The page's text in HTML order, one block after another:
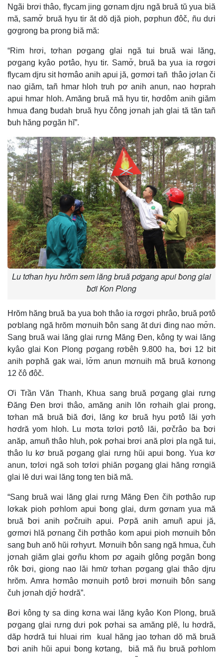
Ngãi brơi thâo, flycam jing gơnam djru ngă bruă tŭ yua biă
mă, samơ̆ bruă hyu tir ăt dŏ djă pioh, pơphun đôč, ñu dưi
gơgrong ba prong biă mă:
“Rim hrơi, tơhan pơgang glai ngă tui bruă wai lăng,
pơgang kyâo pơtâo, hyu tir. Samơ̆, bruă ba yua ia rơgơi
flycam djru sit hơmâo anih apui jă, gơmơi tañ thâo jơlan či
nao giăm, tañ hmar hloh truh pơ anih anun, nao hơprah
apui hmar hloh. Amăng bruă mă hyu tir, hơdôm anih giăm
hmua đang ƀudah bruă hyu čông jơnah jah glai tă tăn tañ
ƀuh hăng pơgăn hĭ”.
Lu tơhan hyu hrŏm sem lăng bruă pơgang apui ƀong glai
ƀơi Kon Plong
Hrŏm hăng bruă ba yua boh thâo ia rơgơi phrâo, bruă pơtô
pơblang ngă hrŏm mơnuih ƀôn sang ăt dưi đing nao mơ̆n.
Sang bruă wai lăng glai rưng Măng Đen, kông ty wai lăng
kyâo glai Kon Plong pơgang rơbêh 9.800 ha, ƀơi 12 bit
anih pơphă gak wai, lơ̆m anun mơnuih mă bruă kơnong
12 čô đôč.
Ơi Trần Văn Thanh, Khua sang bruă pơgang glai rưng
Đăng Đen brơi thâo, amăng anih lŏn rơhaih glai prong,
tơhan mă bruă ƀiă đơi, lăng kơ bruă hyu pơtô lăi yơh
hơdră yom hloh. Lu mơta tơlơi pơtô lăi, pơčrâo ba ƀơi
anăp, amuñ thâo hluh, pok pơhai brơi ană plơi pla ngă tui,
thâo lu kơ bruă pơgang glai rưng hŭi apui ƀong. Yua kơ
anun, tơlơi ngă soh tơlơi phiăn pơgang glai hăng rơngiă
glai lĕ dưi wai lăng tong ten biă mă.
“Sang bruă wai lăng glai rưng Măng Đen čih pơthâo rup
lơkak pioh pơhlom apui ƀong glai, dưm gơnam yua mă
bruă ƀơi anih pơčruih apui. Pơpă anih amuñ apui jă,
gơmơi hlă pơnang čih pơthâo kom apui pioh mơnuih ƀôn
sang ƀuh anŏ hŭi rơhyưt. Mơnuih ƀôn sang ngă hmua, čuh
jơnah giăm glai gơñu khom pơ agaih glông pơgăn ƀong
rôk ƀơi, giong nao lăi hmư̆ tơhan pơgang glai thâo djru
hrŏm. Amra hơmâo mơnuih pơtô brơi mơnuih ƀôn sang
čuh jơnah djơ̆ hơdră”.
Ƀơi kông ty sa ding kơna wai lăng kyâo Kon Plong, bruă
pơgang glai rưng dưi pok pơhai sa amăng plĕ, lu hơdră,
dăp hơdră tui hluai rim kual hăng jao tơhan dŏ mă bruă
ƀơi anih hŭi apui ƀong kơtang, biă mă ñu bruă pơhlom